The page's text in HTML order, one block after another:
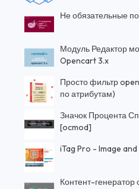
Не обязательные
Модуль Редактор
Opencart 3.x
Просто фильтр
по атрибутам)
Значок Процента
[ocmod]
iTag Pro - Image and
Контент-